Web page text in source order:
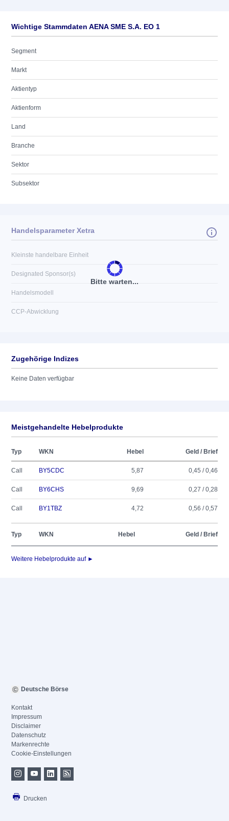
Wichtige Stammdaten AENA SME S.A. EO 1
Segment
Markt
Aktientyp
Aktienform
Land
Branche
Sektor
Subsektor
Bitte warten...
Handelsparameter Xetra
Kleinste handelbare Einheit
Designated Sponsor(s)
Handelsmodell
CCP-Abwicklung
Zugehörige Indizes
Keine Daten verfügbar
Meistgehandelte Hebelprodukte
Typ WKN Hebel Geld / Brief
Call BY5CDC 5,87 0,45 / 0,46
Call BY6CHS 9,69 0,27 / 0,28
Call BY1TBZ 4,72 0,56 / 0,57
Typ WKN Hebel Geld / Brief
Weitere Hebelprodukte auf ►
Deutsche Börse
Kontakt
Impressum
Disclaimer
Datenschutz
Markenrechte
Cookie-Einstellungen
Drucken